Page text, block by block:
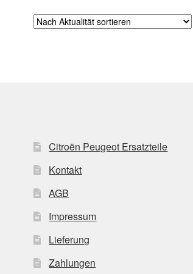
Citroën Peugeot Ersatzteile
Kontakt
AGB
Impressum
Lieferung
Zahlungen